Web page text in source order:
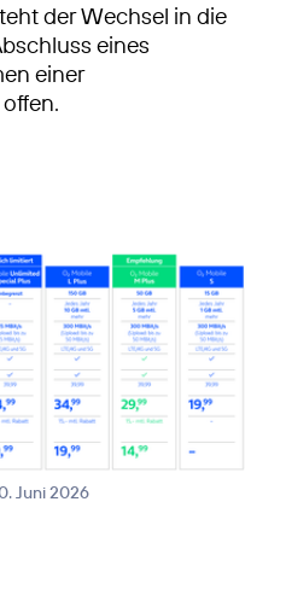
der Wechsel in die
eines
einer
Juni 2026